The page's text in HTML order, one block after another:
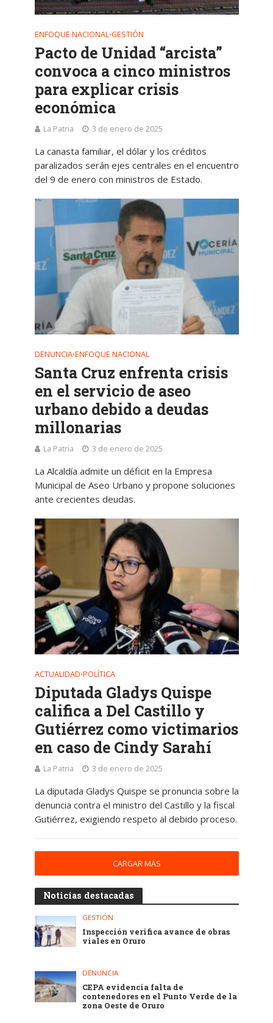
ENFOQUE NACIONAL•GESTIÓN
Pacto de Unidad “arcista”
convoca a cinco ministros
para explicar crisis
económica
La Patria 3 de enero de 2025
La canasta familiar, el dólar y los créditos
paralizados serán ejes centrales en el encuentro
del 9 de enero con ministros de Estado.
DENUNCIA•ENFOQUE NACIONAL
Santa Cruz enfrenta crisis
en el servicio de aseo
urbano debido a deudas
millonarias
La Patria 3 de enero de 2025
La Alcaldía admite un déficit en la Empresa
Municipal de Aseo Urbano y propone soluciones
ante crecientes deudas.
ACTUALIDAD•POLÍTICA
Diputada Gladys Quispe
califica a Del Castillo y
Gutiérrez como victimarios
en caso de Cindy Sarahí
La Patria 3 de enero de 2025
La diputada Gladys Quispe se pronuncia sobre la
denuncia contra el ministro del Castillo y la fiscal
Gutiérrez, exigiendo respeto al debido proceso.
CARGAR MÁS
Noticias destacadas
GESTIÓN
Inspección verifica avance de obras
viales en Oruro
DENUNCIA
CEPA evidencia falta de
contenedores en el Punto Verde de la
zona Oeste de Oruro